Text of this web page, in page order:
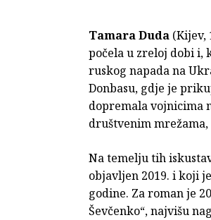
Tamara Duda (Kijev,
počela u zreloj dobi i,
ruskog napada na
Donbasu, gdje je
dopremala vojnicima
društvenim
Na temelju tih
objavljen 2019. i koji
godine. Za roman je
Ševčenko“, najvišu